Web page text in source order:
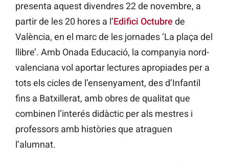
presenta aquest divendres 22 de novembre, a
partir de les 20 hores a l’Edifici Octubre de
València, en el marc de les jornades ‘La plaça del
llibre’. Amb Onada Educació, la companyia nord-
valenciana vol aportar lectures apropiades per a
tots els cicles de l’ensenyament, des d’Infantil
fins a Batxillerat, amb obres de qualitat que
combinen l’interés didàctic per als mestres i
professors amb històries que atraguen
l’alumnat.